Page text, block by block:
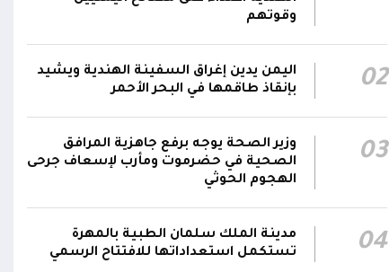
سكنية ومخيماتٍ للنازحين في مأرب وخلف
مليشيا الحوثي تقصف بالمُسيرات مدرسة علي
عنتر في حبيل السوق بمديرية حجر بالضالع، وتُلحق
أضراراً مادية بمنازل المواطنين المجاورة
اتفاقية الدفاع المشتركة بين السعودية وباكستان
وتركيا تنص على أن أي هجوم مسلح يُشن على أي
من الدول الثلاث سيعدّ هجوما عليها جميعا
وقوتهم
02
اليمن يدين إغراق السفينة الهندية ويشيد
بإنقاذ طاقمها في البحر الأحمر
03
وزير الصحة يوجه برفع جاهزية المرافق
الصحية في حضرموت ومأرب لإسعاف جرحى
الهجوم الحوثي
04
مدينة الملك سلمان الطبية بالمهرة
تستكمل استعداداتها للافتتاح الرسمي